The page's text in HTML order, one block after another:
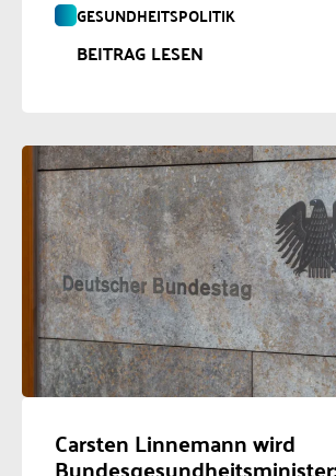
GESUNDHEITSPOLITIK
BEITRAG LESEN
Carsten Linnemann wird